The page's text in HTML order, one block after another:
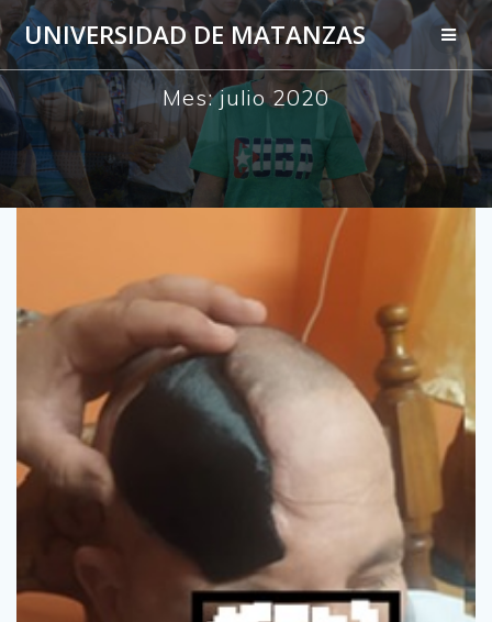
Saltar
al
contenido
UNIVERSIDAD DE MATANZAS
Mes:julio 2020